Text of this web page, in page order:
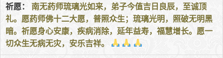
祈愿：
南无药师琉璃光如来，弟子今值吉日良辰，至诚顶
礼。愿药师佛十二大愿，普照众生；琉璃光明，照破无明黑
暗。祈愿身心安康，疾病消除，延年益寿，福慧增长。愿一
切众生无病无灾，安乐吉祥。